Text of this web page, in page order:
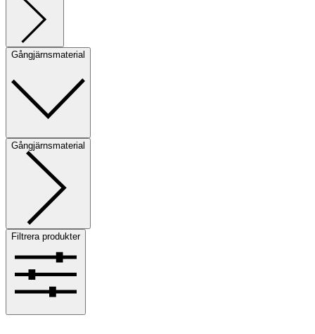
Gångjärnsmaterial
Gångjärnsmaterial
Filtrera produkter